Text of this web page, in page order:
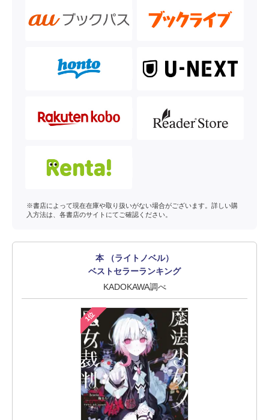
※書店によって現在在庫や取り扱いがない場合がございます。詳しい購
入方法は、各書店のサイトにてご確認ください。
本 （ライトノベル）
ベストセラーランキング
KADOKAWA調べ
1位